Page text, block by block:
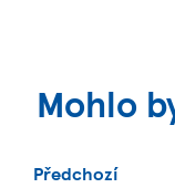
Mohlo
Předchozí